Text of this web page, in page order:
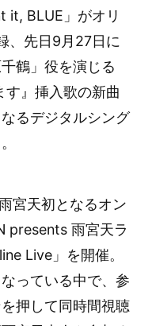
it, BLUE」がオリ
、先日9月27日に
鶴」役を演じる
』挿入歌の新曲
るデジタルシング
宮天初となるオン
presents 雨宮天ラ
Live」を開催。
っている中で、参
押して同時間視聴